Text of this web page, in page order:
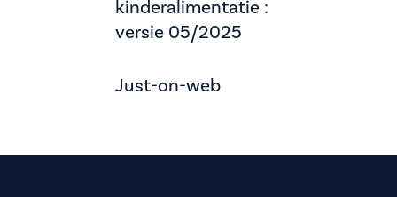
kinderalimentatie :
versie 05/2025
Just-on-web